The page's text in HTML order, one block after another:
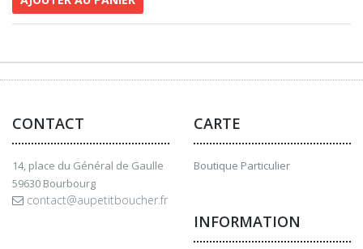
CONTACT
14, place du Général de Gaulle
59630 Bourbourg
contact@aupetitboucher.fr
CARTE
Boutique Particulier
INFORMATION